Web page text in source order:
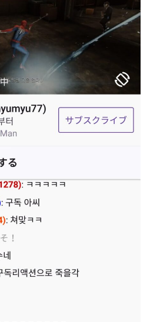
「獅子王凱」プラモデ
てきて露天風呂でも大声で嫌味を言
の客の前で「一世一代の勇気」を振
の返り討ちがこちら←身体を張った
「籾岡里紗 ダークネスver.」フィギ
味しかったね」俺「また来ようよ」
？？？？？？？？
「撮影で使うから、この高級時計も
！ｗ」←まさかコレ本気にしてる奴
？w w w w w w w w w w w
ジイにチェーンソー！？←一体何が
w w w w w
に98万部…全盛期653万部からここ
けた元宝塚女優、速攻で過去の黒
まった結果……
ンス調整、バトル変更リスト
求刑7年で逝く。実刑確実か
統領「日本の支援は期待されたほど
神、現る♡♡♡♡
撮りたかっただけなのに、故郷の
なった」←26万ｲｲﾈｗｗｗｗ
ドルでも安い800ドル超えるか
可能性低い」
しか得られない栄養があるｗｗｗ
ぎワロタｗｗｗｗｗｗｗｗwｗ
かいうやついるけどどういう理屈な
するぞ！」 日本の消防署を訪れた
メロに
るSUVｗｗｗｗｗｗｗ